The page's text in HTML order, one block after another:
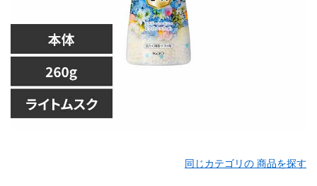
同じカテゴリの 商品を探す